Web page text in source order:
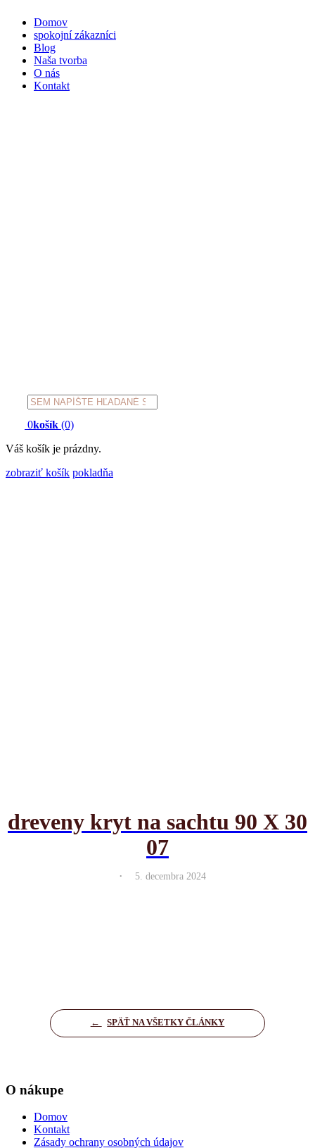
Domov
spokojní zákazníci
Blog
Naša tvorba
O nás
Kontakt
Products
search
0košík (0)
Váš košík je prázdny.
zobraziť košík pokladňa
dreveny kryt na sachtu 90 X 30
07
. 5. decembra 2024
← SPÄŤ NA VŠETKY ČLÁNKY
O nákupe
Domov
Kontakt
Zásady ochrany osobných údajov